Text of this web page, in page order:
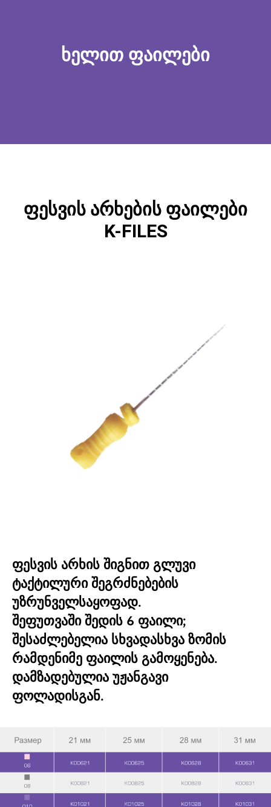
ხელით ფაილები
ფესვის არხების ფაილები
K-FILES
ფესვის არხის შიგნით გლუვი
ტაქტილური შეგრძნებების
უზრუნველსაყოფად.
შეფუთვაში შედის 6 ფაილი;
შესაძლებელია სხვადასხვა ზომის
რამდენიმე ფაილის გამოყენება.
დამზადებულია უჟანგავი
ფოლადისგან.